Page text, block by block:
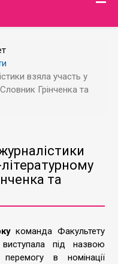
взяла участь у
Грінченка та
та
команда Факультету
під назвою
в номінації